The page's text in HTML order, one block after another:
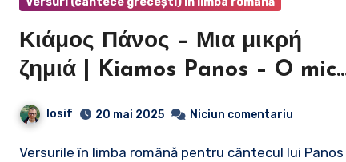
Κιάμος Πάνος – Μια μικρή
ζημιά | Kiamos Panos – O
pagubă
Iosif 20 mai 2025 Niciun comentariu
Versurile în limba română pentru cântecul lui Panos